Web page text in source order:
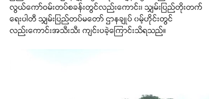
လွယ်ကော်ဝမ်းတပ်စခန်းတွင်လည်းကောင်း၊ သျှမ်းပြည်တိုးတက်
ရေးပါတီ သျှမ်းပြည်တပ်မတော် ဌာနချုပ် ၀မ့်ဟိုင်းတွင်
လည်းကောင်းအသီးသီး ကျင်းပခဲ့ကြောင်းသိရသည်။